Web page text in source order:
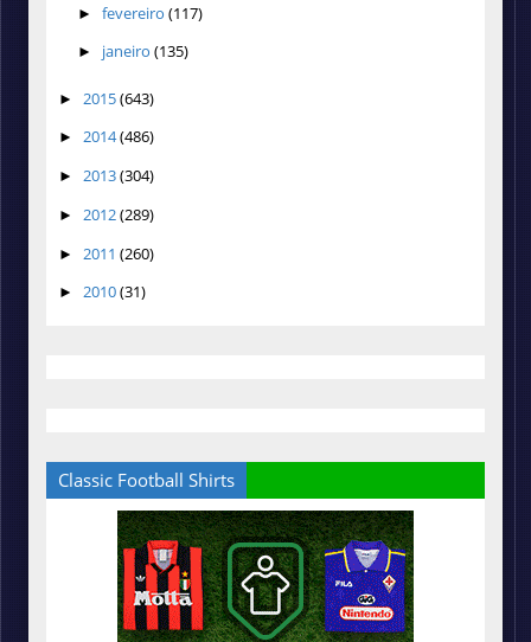
► fevereiro (117)
► janeiro (135)
► 2015(643)
► 2014(486)
► 2013(304)
► 2012(289)
► 2011 (260)
► 2010(31)
Classic Football Shirts